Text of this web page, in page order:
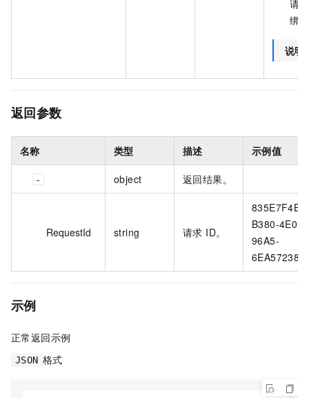
请
绑
说明
返回参数
名称 类型 描述 示例值
object 返回结果。
RequestId string 请求 ID。
835E7F4B-
B380-4E0F-
96A5-
示例
正常返回示例
JSON 格式